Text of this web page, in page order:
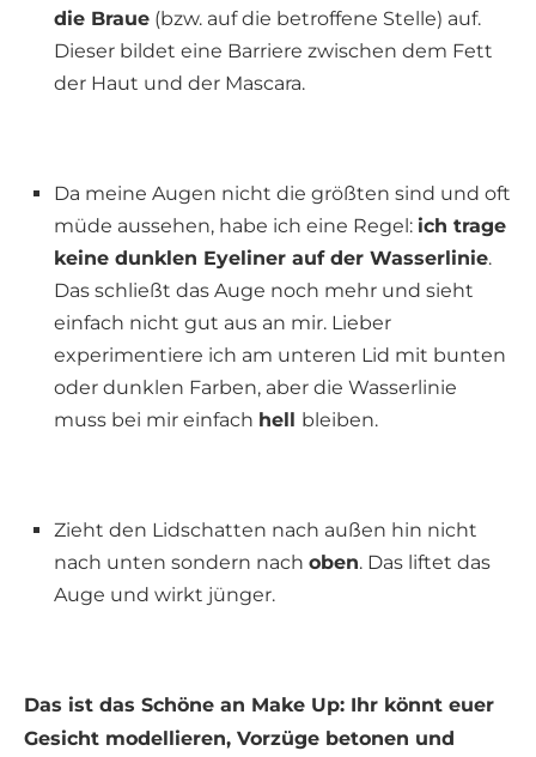
die Braue (bzw. auf die betroffene Stelle) auf.
Dieser bildet eine Barriere zwischen dem Fett
der Haut und der Mascara.
Da meine Augen nicht die größten sind und oft
müde aussehen, habe ich eine Regel: ich trage
keine dunklen Eyeliner auf der Wasserlinie.
Das schließt das Auge noch mehr und sieht
einfach nicht gut aus an mir. Lieber
experimentiere ich am unteren Lid mit bunten
oder dunklen Farben, aber die Wasserlinie
muss bei mir einfach hell bleiben.
Zieht den Lidschatten nach außen hin nicht
nach unten sondern nach oben. Das liftet das
Auge und wirkt jünger.
Das ist das Schöne an Make Up: Ihr könnt euer
Gesicht modellieren, Vorzüge betonen und